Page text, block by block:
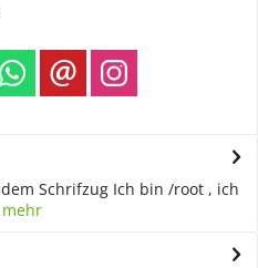
Schrifzug Ich bin /root , ich
mehr